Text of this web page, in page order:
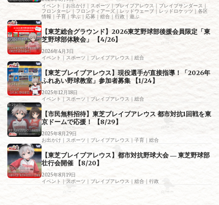
イベント｜お出かけ｜スポーツ｜ブレイブアレウス｜ブレイブサンダース｜
フロンターレ｜フロンティアーズ｜レッドウェーブ｜レッドロケッツ｜各区
情報｜子育｜学ぶ｜応募｜総合｜行政｜遊ぶ
【東芝総合グラウンド】2026東芝野球部後援会員限定「東
芝野球部体験会」 【4/26】
2026年4月3日
イベント｜スポーツ｜ブレイブアレウス｜総合
【東芝ブレイブアレウス】現役選手が直接指導！「2026年
ふれあい野球教室」参加者募集 【1/24】
2025年12月18日
イベント｜スポーツ｜ブレイブアレウス｜総合
【市民無料招待】東芝ブレイブアレウス 都市対抗1回戦を東
京ドームで応援！ 【8/29】
2025年8月29日
お出かけ｜スポーツ｜ブレイブアレウス｜子育｜総合
【東芝ブレイブアレウス】都市対抗野球大会 ― 東芝野球部
壮行会開催 【8/20】
2025年8月19日
イベント｜スポーツ｜ブレイブアレウス｜総合｜行政